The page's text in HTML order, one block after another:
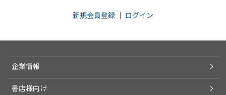
新規会員登録 ｜ ログイン
企業情報
書店様向け